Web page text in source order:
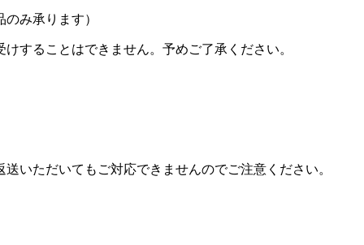
み承ります）
することはできません。予めご了承ください。
いただいてもご対応できませんのでご注意ください。